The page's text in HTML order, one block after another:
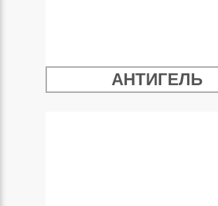
АНТИГЕЛЬ